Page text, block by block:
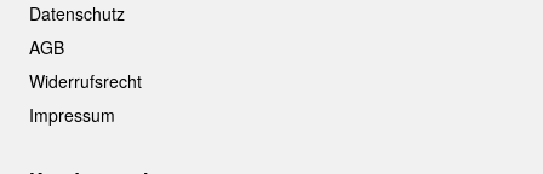
Datenschutz
AGB
Widerrufsrecht
Impressum